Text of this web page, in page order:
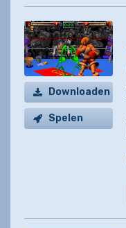
Downloaden
Spelen